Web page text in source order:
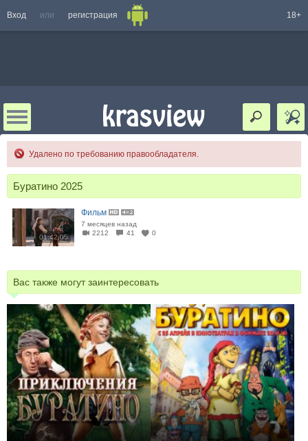
Вход или регистрация 18+
Удалено по требованию правообладателя.
Буратино 2025
01:42:05
Фильм
7 месяцев назад
2212
41 0
Вас также могут заинтересовать